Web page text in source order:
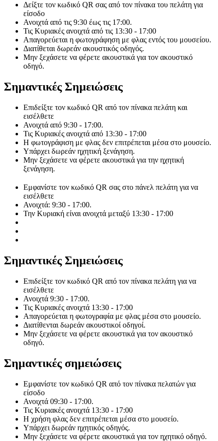
Δείξτε τον κωδικό QR σας από τον πίνακα του πελάτη για
είσοδο
Ανοιχτά από τις 9:30 έως τις 17:00.
Τις Κυριακές ανοιχτά από τις 13:30 - 17:00
Απαγορεύεται η φωτογράφηση με φλας εντός του μουσείου.
Διατίθεται δωρεάν ακουστικός οδηγός.
Μην ξεχάσετε να φέρετε ακουστικά για τον ακουστικό
οδηγό.
Σημαντικές Σημειώσεις
Επιδείξτε τον κωδικό QR από τον πίνακα πελάτη και
εισέλθετε
Ανοιχτά από 9:30 - 17:00.
Τις Κυριακές ανοιχτά από 13:30 - 17:00
Η φωτογράφιση με φλας δεν επιτρέπεται μέσα στο μουσείο.
Υπάρχει δωρεάν ηχητική ξενάγηση.
Μην ξεχάσετε να φέρετε ακουστικά για την ηχητική
ξενάγηση.
Εμφανίστε τον κωδικό QR σας στο πάνελ πελάτη για να
εισέλθετε
Ανοιχτά: 9:30 - 17:00.
Την Κυριακή είναι ανοιχτά μεταξύ 13:30 - 17:00
Σημαντικές Σημειώσεις
Επιδείξτε τον κωδικό QR από τον πίνακα πελάτη για να
εισέλθετε
Ανοιχτά 9:30 - 17:00.
Τις Κυριακές ανοιχτά 13:30 - 17:00
Απαγορεύεται η φωτογραφία με φλας μέσα στο μουσείο.
Διατίθενται δωρεάν ακουστικοί οδηγοί.
Μην ξεχάσετε να φέρετε ακουστικά για τον ακουστικό
οδηγό.
Σημαντικές σημειώσεις
Εμφανίστε τον κωδικό QR από τον πίνακα πελατών για
είσοδο
Ανοιχτά 09:30 - 17:00.
Τις Κυριακές ανοιχτά 13:30 - 17:00
Η χρήση φλας δεν επιτρέπεται μέσα στο μουσείο.
Υπάρχει δωρεάν ηχητικός οδηγός.
Μην ξεχάσετε να φέρετε ακουστικά για τον ηχητικό οδηγό.